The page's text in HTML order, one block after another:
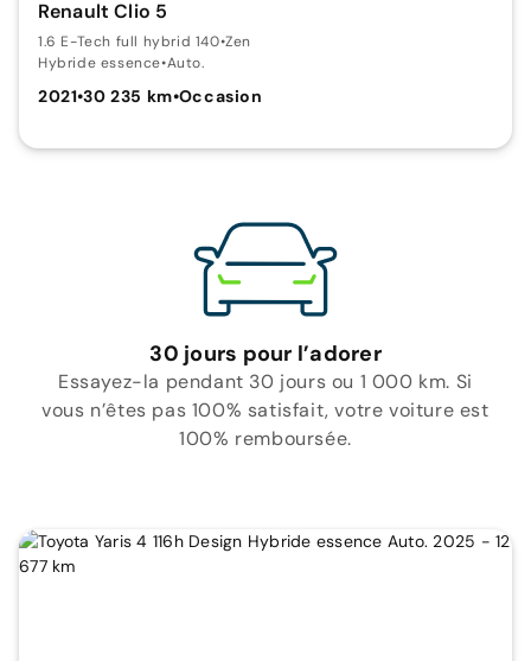
Renault Clio 5
1.6 E-Tech full hybrid 140•Zen
Hybride essence•Auto.
2021•30 235 km•Occasion
30 jours pour l’adorer
Essayez-la pendant 30 jours ou 1 000 km. Si
vous n’êtes pas 100% satisfait, votre voiture est
100% remboursée.